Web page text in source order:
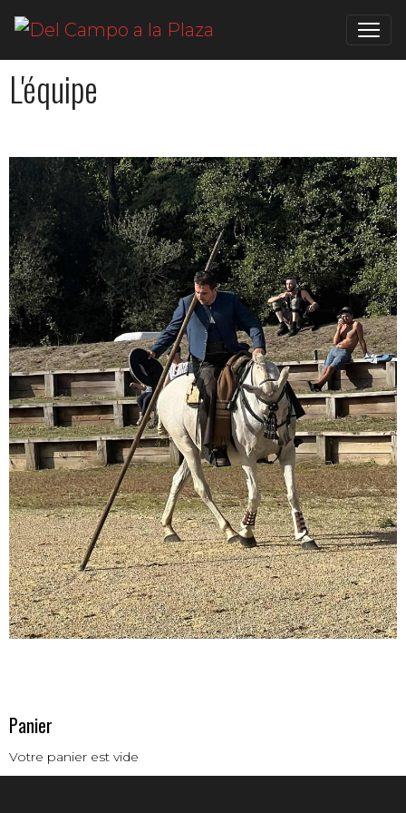
L'équipe
Panier
Votre panier est vide